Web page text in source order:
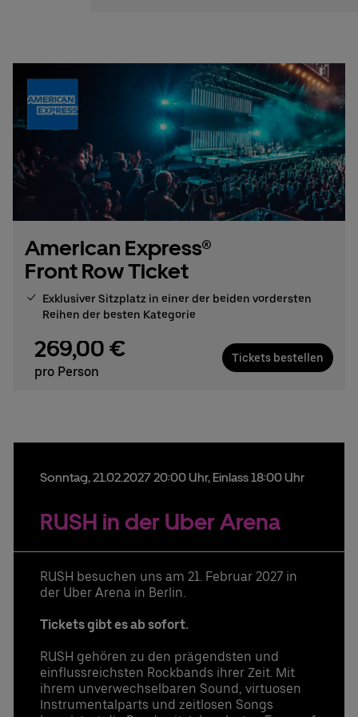
American Express®
Front Row Ticket
Exklusiver Sitzplatz in einer der beiden vordersten
Reihen der besten Kategorie
269,00 €
pro Person
Tickets bestellen
Sonntag,21.02.202720:00 Uhr, Einlass 18:00 Uhr
RUSH in der Uber Arena
RUSH besuchen uns am 21. Februar 2027 in
der Uber Arena in Berlin.
Tickets gibt es ab sofort.
RUSH gehören zu den prägendsten und
einflussreichsten Rockbands ihrer Zeit. Mit
ihrem unverwechselbaren Sound, virtuosen
Instrumentalparts und zeitlosen Songs